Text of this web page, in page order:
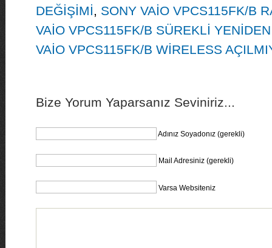
DEĞİŞİMİ, SONY VAİO VPCS115FK/B
VAİO VPCS115FK/B SÜREKLİ
VAİO VPCS115FK/B WİRELESS
Bize Yorum Yaparsanız Seviniriz...
Adınız Soyadonız (gerekli)
Mail Adresiniz (gerekli)
Varsa Websiteniz